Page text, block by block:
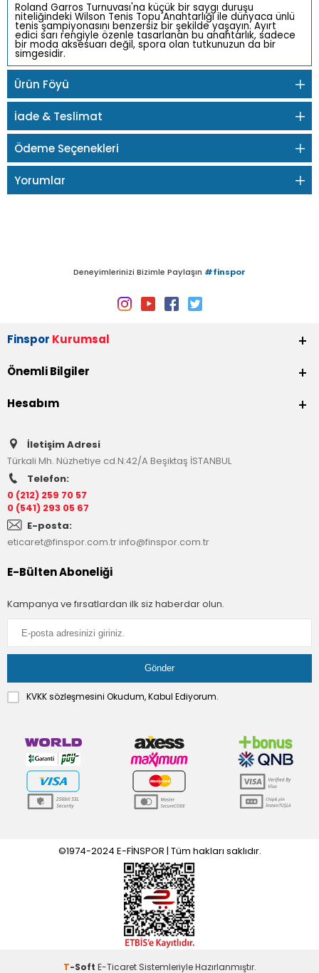
Roland Garros Turnuvası'na küçük bir saygı duruşu
niteliğindeki Wilson Tenis Topu Anahtarlığı ile dünyaca ünlü
tenis şampiyonasını benzersiz bir şekilde yaşayın. Ayırt
edici sarı rengiyle özenle tasarlanan bu anahtarlık, sadece
bir moda aksesuarı değil, spora olan tutkunuzun da bir
simgesidir.
Ürün Föyü
İade & Teslimat
Ödeme Seçenekleri
Yorumlar
Deneyimlerinizi Bizimle Paylaşın #finspor
Finspor Kurumsal
Önemli Bilgiler
Hesabım
İletişim Adresi
Türkali Mh. Nüzhetiye cd.N:42/A Beşiktaş İSTANBUL
Telefon:
0 (212) 259 70 57
0 (541) 293 05 67
E-posta:
eticaret@finspor.com.trinfo@finspor.com.tr
E-Bülten Aboneliği
Kampanya ve fırsatlardan ilk siz haberdar olun.
KVKK sözleşmesini Okudum, Kabul Ediyorum.
©1974-2024 E-FİNSPOR | Tüm hakları saklıdır.
T-Soft E-TicaretSistemleriyle Hazırlanmıştır.